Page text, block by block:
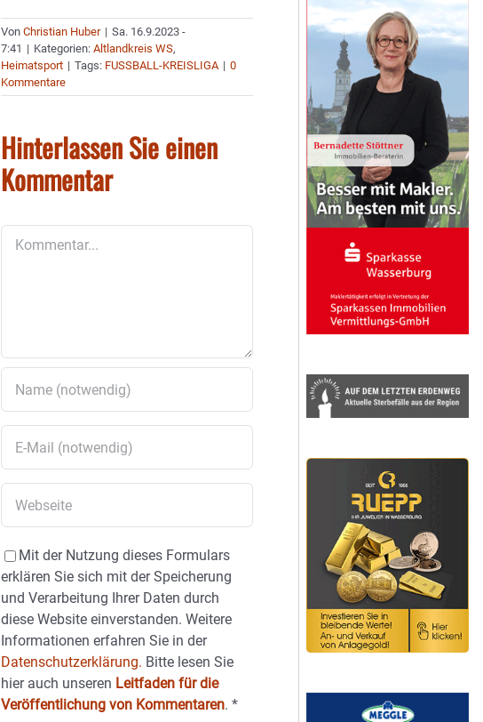
VonChristian Huber | Sa. 16.9.2023 -
7:41 | Kategorien:Altlandkreis WS,
Heimatsport | Tags: FUSSBALL-KREISLIGA | 0
Kommentare
Hinterlassen Sie einen
Kommentar
Mit der Nutzung dieses Formulars
erklären Sie sich mit der Speicherung
und Verarbeitung Ihrer Daten durch
diese Website einverstanden. Weitere
Informationen erfahren Sie in der
Datenschutzerklärung. Bitte lesen Sie
hier auch unseren Leitfaden für die
Veröffentlichung von Kommentaren.*